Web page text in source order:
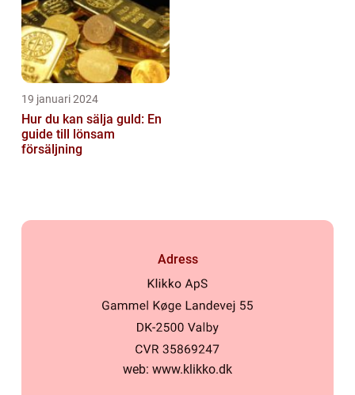
19 januari 2024
Hur du kan sälja guld: En
guide till lönsam
försäljning
Adress
web: www.klikko.dk